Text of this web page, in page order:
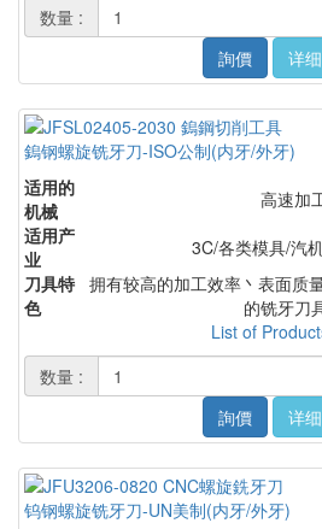
数量 :
詢價
详细
鎢钢螺旋铣牙刀-ISO公制(内牙/外牙)
适用的
机械
高速加
适用产
业
3C/各类模具/汽
刀具特
色
拥有较高的加工效率丶表面质
的铣牙刀
List of
数量 :
詢價
详细
钨钢螺旋铣牙刀-UN美制(内牙/外牙)